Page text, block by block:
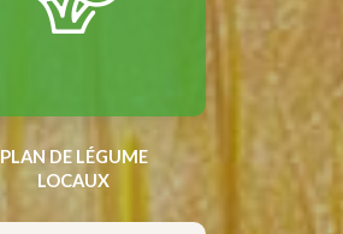
PLAN DE LÉGUME
LOCAUX